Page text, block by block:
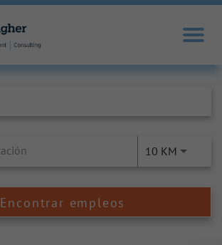
10 KM
Encontrar empleos